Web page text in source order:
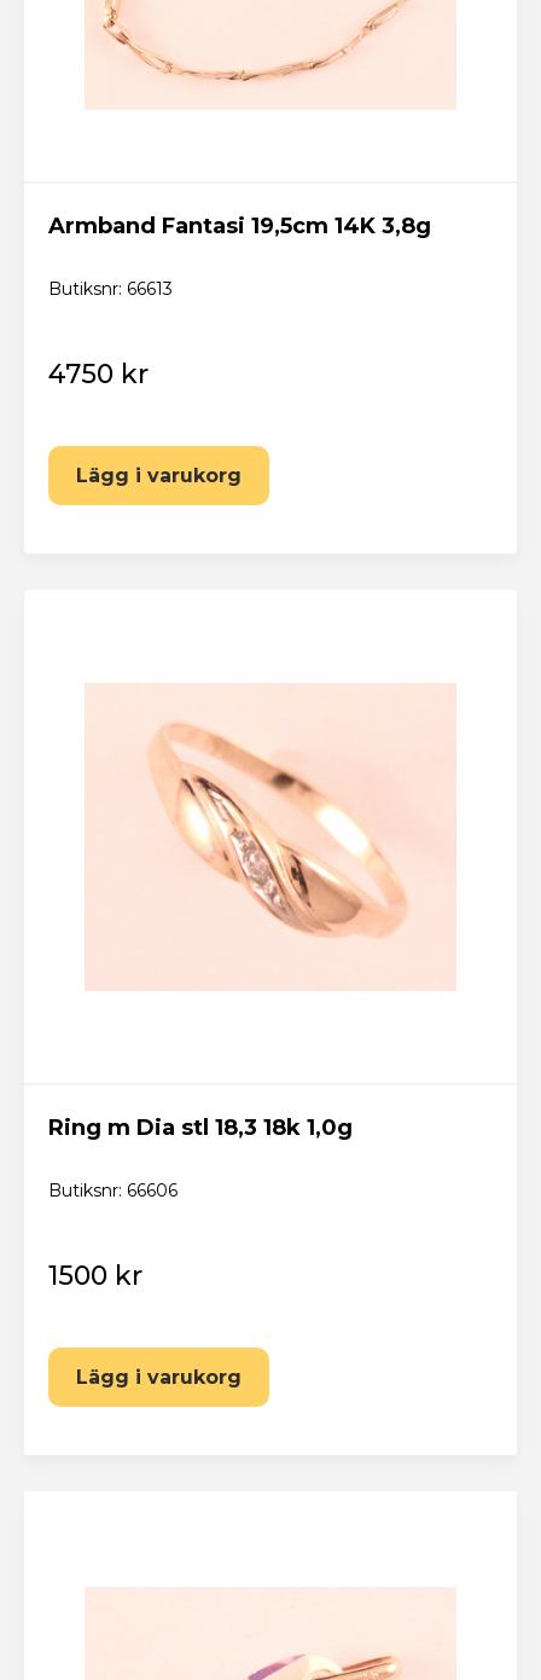
Armband Fantasi 19,5cm 14K 3,8g
Butiksnr: 66613
4750 kr
Lägg i varukorg
Ring m Dia stl 18,3 18k 1,0g
Butiksnr: 66606
1500 kr
Lägg i varukorg